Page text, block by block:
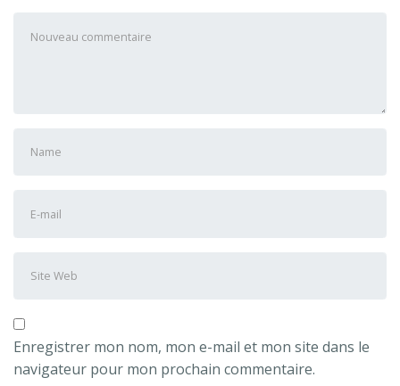
commentaire*
Web
Enregistrer mon nom, mon e-mail et mon site dans le
navigateur pour mon prochain commentaire.